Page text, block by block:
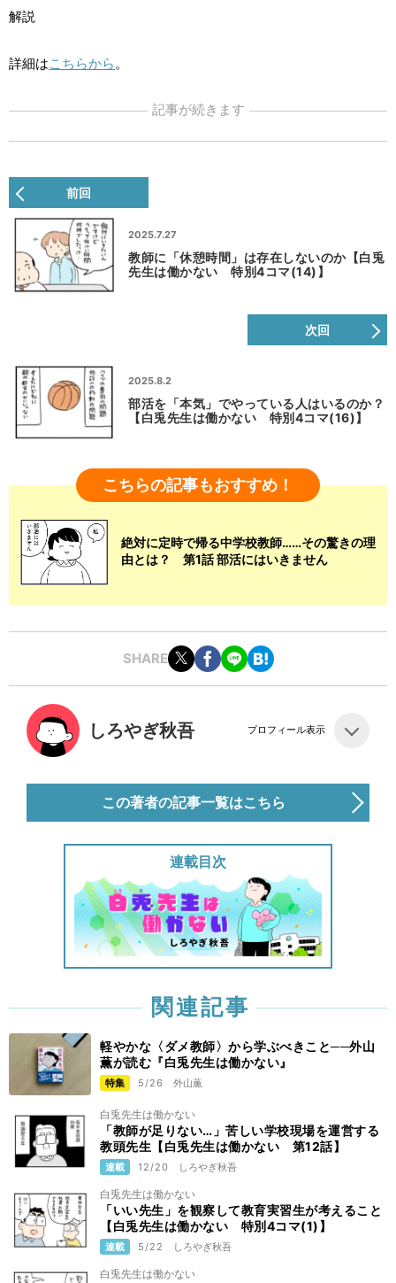
解説
詳細はこちらから。
記事が続きます
前回
2025.7.27
教師に「休憩時間」は存在しないのか【白兎
先生は働かない 特別4コマ(14)】
次回
2025.8.2
部活を「本気」でやっている人はいるのか？
【白兎先生は働かない 特別4コマ(16)】
こちらの記事もおすすめ！
絶対に定時で帰る中学校教師……その驚きの理
由とは？ 第1話 部活にはいきません
SHARE
しろやぎ秋吾 プロフィール表示
この著者の記事一覧はこちら
連載目次
関連記事
軽やかな〈ダメ教師〉から学ぶべきこと──外山
薫が読む『白兎先生は働かない』
特集 5/26 外山薫
白兎先生は働かない
「教師が足りない…」苦しい学校現場を運営する
教頭先生【白兎先生は働かない 第12話】
連載 12/20 しろやぎ秋吾
白兎先生は働かない
「いい先生」を観察して教育実習生が考えること
【白兎先生は働かない 特別4コマ(1)】
連載 5/22 しろやぎ秋吾
白兎先生は働かない